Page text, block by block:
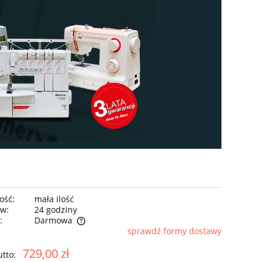
mała ilość
24 godziny
Darmowa
sprawdź formy dostawy
729,00 zł